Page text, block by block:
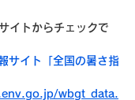
イトからチェックで
サイト「全国の暑さ指
wbgt_data.